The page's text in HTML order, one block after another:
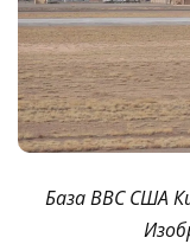
База ВВС США